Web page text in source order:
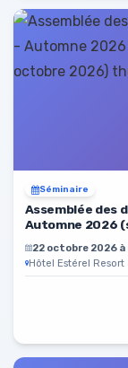
Séminaire
Assemblée des
Automne 2026
22 octobre 2026
Hôtel Estérel Resort